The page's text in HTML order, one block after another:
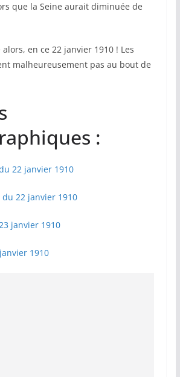
que la Seine aurait diminuée de
en ce 22 janvier 1910 ! Les
malheureusement pas au bout de
:
22 janvier 1910
du 22 janvier 1910
janvier 1910
1910